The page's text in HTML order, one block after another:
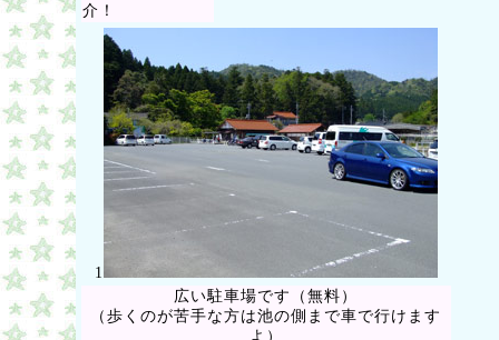
介！
1
広い駐車場です（無料）
（歩くのが苦手な方は池の側まで車で行けます
よ）